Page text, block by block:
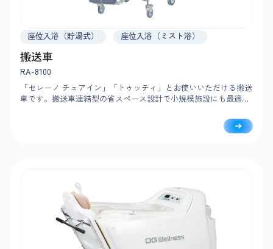
座位入浴（貯湯式） 座位入浴（ミスト浴）
搬送車
RA-8100
「セレーノ チェアイン」「トゥッティ」とお使いいただける搬送
車です。搬送車連結型の省スペース設計で小規模施設にも最適。